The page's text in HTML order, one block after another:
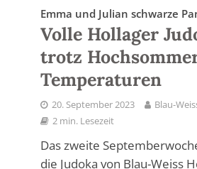
Emma und Julian schwarze
Volle Hollager
trotz
Temperaturen
20. September 2023
Blau-
2 min. Lesezeit
Das zweite
die Judoka von Blau-Weiss